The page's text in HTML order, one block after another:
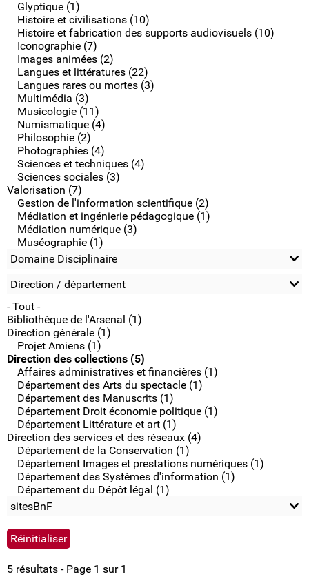
Glyptique (1)
Histoire et civilisations (10)
Histoire et fabrication des supports audiovisuels (10)
Iconographie (7)
Images animées (2)
Langues et littératures (22)
Langues rares ou mortes (3)
Multimédia (3)
Musicologie (11)
Numismatique (4)
Philosophie (2)
Photographies (4)
Sciences et techniques (4)
Sciences sociales (3)
Valorisation (7)
Gestion de l'information scientifique (2)
Médiation et ingénierie pédagogique (1)
Médiation numérique (3)
Muséographie (1)
Domaine Disciplinaire
Direction / département
- Tout -
Bibliothèque de l'Arsenal (1)
Direction générale (1)
Projet Amiens (1)
Direction des collections (5)
Affaires administratives et financières (1)
Département des Arts du spectacle (1)
Département des Manuscrits (1)
Département Droit économie politique (1)
Département Littérature et art (1)
Direction des services et des réseaux (4)
Département de la Conservation (1)
Département Images et prestations numériques (1)
Département des Systèmes d'information (1)
Département du Dépôt légal (1)
sitesBnF
5 résultats - Page 1 sur 1